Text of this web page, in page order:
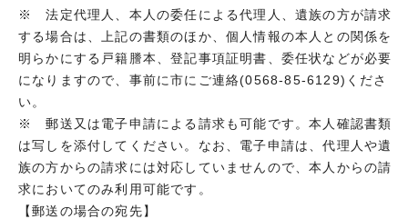
※ 法定代理人、本人の委任による代理人、遺族の方が請求
する場合は、上記の書類のほか、個人情報の本人との関係を
明らかにする戸籍謄本、登記事項証明書、委任状などが必要
になりますので、事前に市にご連絡(0568-85-6129)くださ
い。
※ 郵送又は電子申請による請求も可能です。本人確認書類
は写しを添付してください。なお、電子申請は、代理人や遺
族の方からの請求には対応していませんので、本人からの請
求においてのみ利用可能です。
【郵送の場合の宛先】